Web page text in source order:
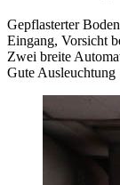
Gepflasterter
Eingang, Vorsicht
Zwei breite
Gute Ausleuchtung